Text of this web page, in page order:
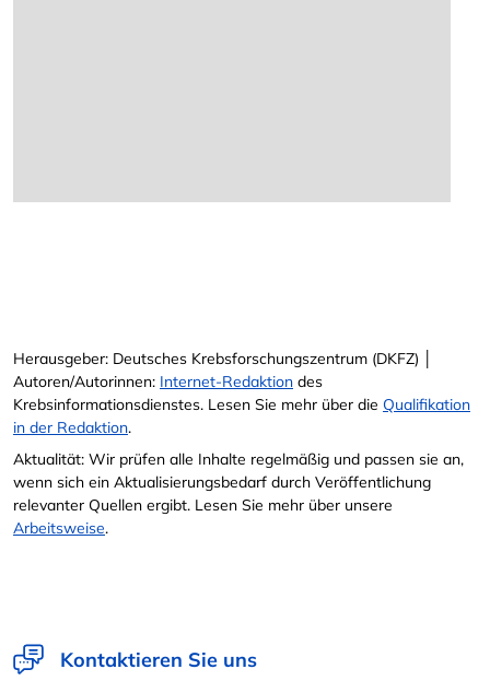
Herausgeber: Deutsches Krebsforschungszentrum (DKFZ) │
Autoren/Autorinnen: Internet-Redaktion des
Krebsinformationsdienstes. Lesen Sie mehr über die Qualifikation
in der Redaktion.
Aktualität: Wir prüfen alle Inhalte regelmäßig und passen sie an,
wenn sich ein Aktualisierungsbedarf durch Veröffentlichung
relevanter Quellen ergibt. Lesen Sie mehr über unsere
Arbeitsweise.
Kontaktieren Sie uns